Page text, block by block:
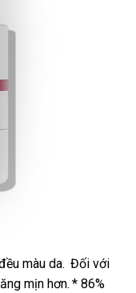
màu da. Đối với
mịn hơn. * 86%